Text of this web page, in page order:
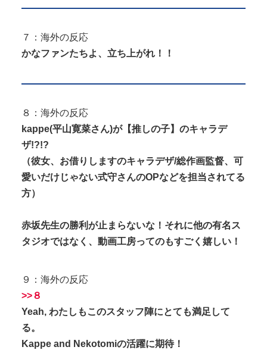
７：海外の反応
かなファンたちよ、立ち上がれ！！
８：海外の反応
kappe(平山寛菜さん)が【推しの子】のキャラデ
ザ!?!?
（彼女、お借りしますのキャラデザ/総作画監督、可
愛いだけじゃない式守さんのOPなどを担当されてる
方）
赤坂先生の勝利が止まらないな！それに他の有名ス
タジオではなく、動画工房ってのもすごく嬉しい！
９：海外の反応
>>８
Yeah, わたしもこのスタッフ陣にとても満足して
る。
Kappe and Nekotomiの活躍に期待！